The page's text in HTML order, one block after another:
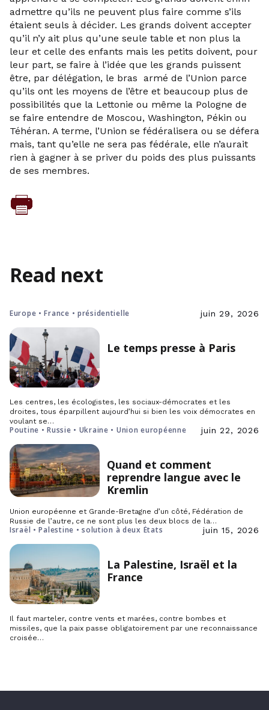
admettre qu’ils ne peuvent plus faire comme s’ils
étaient seuls à décider. Les grands doivent accepter
qu’il n’y ait plus qu’une seule table et non plus la
leur et celle des enfants mais les petits doivent, pour
leur part, se faire à l’idée que les grands puissent
être, par délégation, le bras armé de l’Union parce
qu’ils ont les moyens de l’être et beaucoup plus de
possibilités que la Lettonie ou même la Pologne de
se faire entendre de Moscou, Washington, Pékin ou
Téhéran. A terme, l’Union se fédéralisera ou se défera
mais, tant qu’elle ne sera pas fédérale, elle n’aurait
rien à gagner à se priver du poids des plus puissants
de ses membres.
Read next
Europe • France • présidentielle juin 29, 2026
Le temps presse à Paris
Les centres, les écologistes, les sociaux-démocrates et les
droites, tous éparpillent aujourd’hui si bien les voix démocrates en
voulant se…
Poutine • Russie • Ukraine • Union européenne juin 22, 2026
Quand et comment
reprendre langue avec le
Kremlin
Union européenne et Grande-Bretagne d’un côté, Fédération de
Russie de l’autre, ce ne sont plus les deux blocs de la…
Israël • Palestine • solution à deux États juin 15, 2026
La Palestine, Israël et la
France
Il faut marteler, contre vents et marées, contre bombes et
missiles, que la paix passe obligatoirement par une reconnaissance
croisée…